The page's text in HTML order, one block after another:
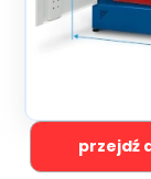
przejdź